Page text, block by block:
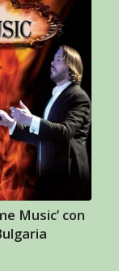
Music’ con